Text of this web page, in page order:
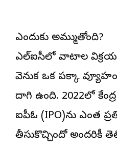
ఎందుకు అమ్ముతోంది?
ఎల్ఐసీలో వాటాల విక్రయం
వెనుక ఒక పక్కా
దాగి ఉంది. 2022లో
ఐపీఓ (IPO)ను ఎంత
తీసుకొచ్చిందో అందరికీ